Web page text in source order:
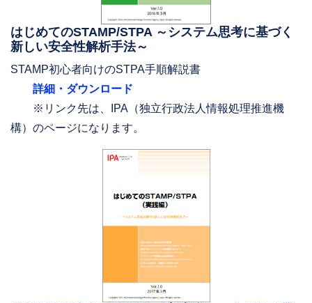
はじめてのSTAMP/STPA ～システム思考に基づく
新しい安全性解析手法～
STAMP初心者向けのSTPA手順解説書
詳細・ダウンロード
※リンク先は、IPA（独立行政法人情報処理推進機
構）のページになります。